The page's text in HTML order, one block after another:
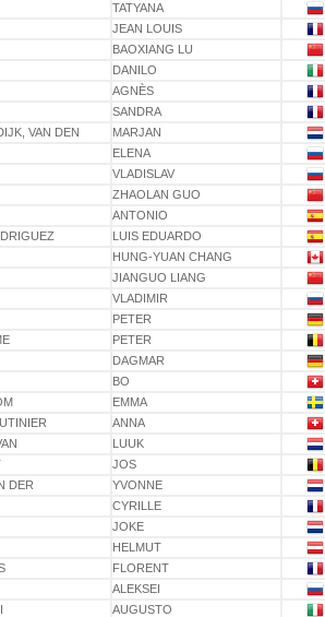
TATYANA
JEAN LOUIS
BAOXIANG LU
DANILO
AGNÈS
SANDRA
VAN DEN MARJAN
ELENA
VLADISLAV
ZHAOLAN GUO
ANTONIO
LUIS EDUARDO
HUNG-YUAN CHANG
JIANGUO LIANG
VLADIMIR
PETER
PETER
DAGMAR
BO
EMMA
ANNA
LUUK
JOS
DER YVONNE
CYRILLE
JOKE
HELMUT
FLORENT
ALEKSEI
AUGUSTO